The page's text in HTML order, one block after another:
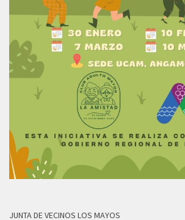
JUNTA DE VECINOS LOS MAYOS